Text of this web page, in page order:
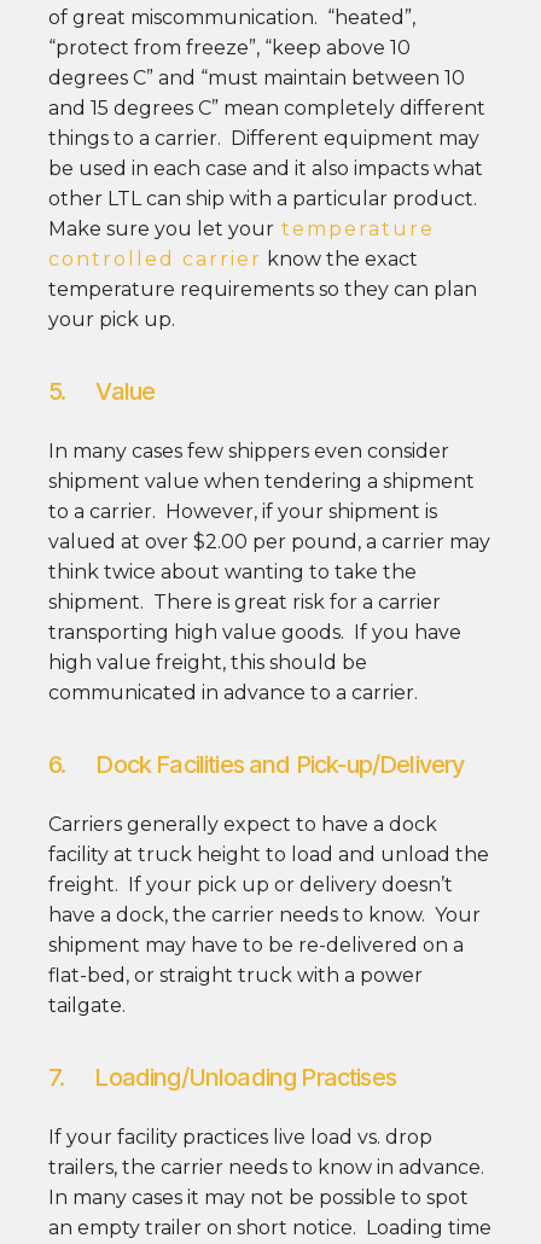
of great miscommunication. “heated”,
“protect from freeze”, “keep above 10
degrees C” and “must maintain between 10
and 15 degrees C” mean completely different
things to a carrier. Different equipment may
be used in each case and it also impacts what
other LTL can ship with a particular product.
Make sure you let your temperature
controlled carrier know the exact
temperature requirements so they can plan
your pick up.
5. Value
In many cases few shippers even consider
shipment value when tendering a shipment
to a carrier. However, if your shipment is
valued at over $2.00 per pound, a carrier may
think twice about wanting to take the
shipment. There is great risk for a carrier
transporting high value goods. If you have
high value freight, this should be
communicated in advance to a carrier.
6. Dock Facilities and Pick-up/Delivery
Carriers generally expect to have a dock
facility at truck height to load and unload the
freight. If your pick up or delivery doesn’t
have a dock, the carrier needs to know. Your
shipment may have to be re-delivered on a
flat-bed, or straight truck with a power
tailgate.
7. Loading/Unloading Practises
If your facility practices live load vs. drop
trailers, the carrier needs to know in advance.
In many cases it may not be possible to spot
an empty trailer on short notice. Loading time